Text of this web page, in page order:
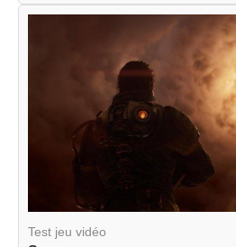
Test jeu vidéo